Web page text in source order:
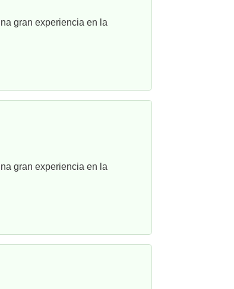
gran experiencia en la
gran experiencia en la